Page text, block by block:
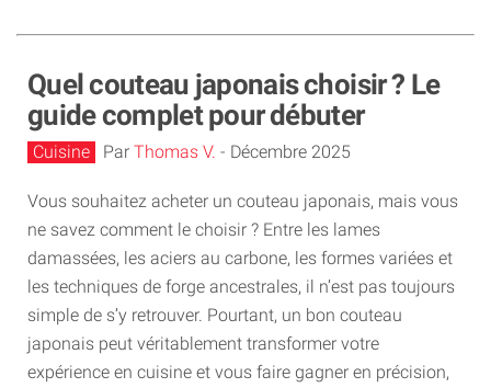
Quel couteau japonais choisir ? Le
guide complet pour débuter
Cuisine Par Thomas V. - Décembre 2025
Vous souhaitez acheter un couteau japonais, mais vous
ne savez comment le choisir ? Entre les lames
damassées, les aciers au carbone, les formes variées et
les techniques de forge ancestrales, il n’est pas toujours
simple de s’y retrouver. Pourtant, un bon couteau
japonais peut véritablement transformer votre
expérience en cuisine et vous faire gagner en précision,